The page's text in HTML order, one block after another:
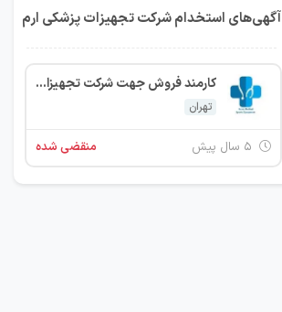
آگهی‌های استخدام شرکت تجهیزات پزشکی ارم
کارمند فروش جهت شرکت تجهیزات پزشکی
تهران
منقضی شده